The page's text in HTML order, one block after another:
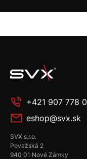
+421 907 778
eshop@svx.sk
SVX s.r.o.
Považská 2
940 01 Nové Zámky